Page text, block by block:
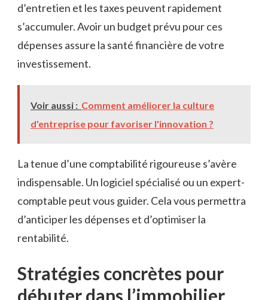
d’entretien et les taxes peuvent rapidement
s’accumuler. Avoir un budget prévu pour ces
dépenses assure la santé financière de votre
investissement.
Voir aussi : Comment améliorer la culture
d'entreprise pour favoriser l'innovation ?
La tenue d’une comptabilité rigoureuse s’avère
indispensable. Un logiciel spécialisé ou un expert-
comptable peut vous guider. Cela vous permettra
d’anticiper les dépenses et d’optimiser la
rentabilité.
Stratégies concrètes pour
débuter dans l’immobilier